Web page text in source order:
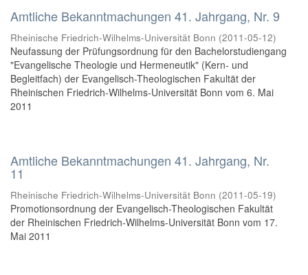
Amtliche Bekanntmachungen 41. Jahrgang, Nr. 9
Rheinische Friedrich-Wilhelms-Universität Bonn (2011-05-12)
Neufassung der Prüfungsordnung für den Bachelorstudiengang
"Evangelische Theologie und Hermeneutik" (Kern- und
Begleitfach) der Evangelisch-Theologischen Fakultät der
Rheinischen Friedrich-Wilhelms-Universität Bonn vom 6. Mai
2011
Amtliche Bekanntmachungen 41. Jahrgang, Nr.
11
Rheinische Friedrich-Wilhelms-Universität Bonn (2011-05-19)
Promotionsordnung der Evangelisch-Theologischen Fakultät
der Rheinischen Friedrich-Wilhelms-Universität Bonn vom 17.
Mai 2011